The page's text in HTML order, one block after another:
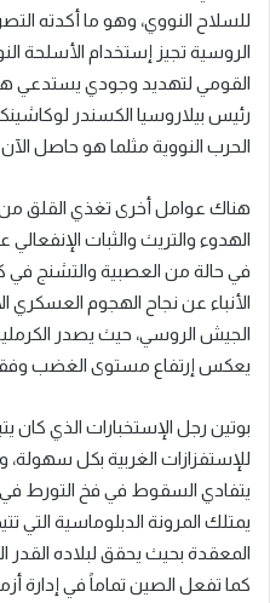
للسلاح النووي، وهو ما أكدته
الروسية تجيز إستخدام الأسلحة
القومي لتهديد وجودي يستدعي
رئيس بيلاروسيا الكسندر
الحرب النووية مثلما هو حاصل الآن.
هناك عوامل أخرى تغذي القلق
الهدوء والتريث والثبات
في حالة من العصبية والتشنج في
الأنباء عن نجاح الهجوم العسكري
الجيش الروسي، حيث يصدر
يعكس إرتفاع مستوى الغضب
بوتين رجل الإستخبارات الذي كان
للإستفزازات الغربية بكل
يتفادي السقوط في فخ التورط في
يمتلك المرونة الدبلوماسية التي
المعقدة بحيث يحقق لبلاده القدر
كما تفعل الصين تماماً في إدارة